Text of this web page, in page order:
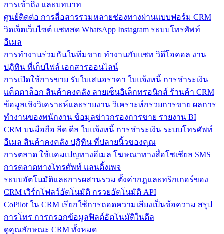
การเข้าถึง และบทบาท
ศูนย์ติดต่อ การสื่อสารรวมหลายช่องทางผ่านแบบฟอร์ม CRM
วิดเจ็ตเว็บไซต์ แชทสด WhatsApp Instagram ระบบโทรศัพท์
อีเมล
การทำงานร่วมกันในทีมขาย ทำงานกับแชท วิดีโอคอล งาน
ปฏิทิน ที่เก็บไฟล์ เอกสารออนไลน์
การเปิดใช้การขาย รับใบเสนอราคา ใบแจ้งหนี้ การชำระเงิน
แค็ตตาล็อก สินค้าคงคลัง ลายเซ็นอิเล็กทรอนิกส์ ร้านค้า CRM
ข้อมูลเชิงวิเคราะห์และรายงาน วิเคราะห์กรวยการขาย ผลการ
ทำงานของพนักงาน ข้อมูลข่าวกรองการขาย รายงาน BI
CRM บนมือถือ ลีด ดีล ใบแจ้งหนี้ การชำระเงิน ระบบโทรศัพท์
อีเมล สินค้าคงคลัง ปฏิทิน ที่ปลายนิ้วของคุณ
การตลาด ใช้แคมเปญทางอีเมล โฆษณาทางสื่อโซเชียล SMS
การตลาดทางโทรศัพท์ แลนดิ้งเพจ
ระบบอัตโนมัติและการผสานรวม ตั้งค่ากฎและทริกเกอร์ของ
CRM เวิร์กโฟลว์อัตโนมัติ กรวยอัตโนมัติ API
CoPilot ใน CRM เรียกใช้การถอดความเสียงเป็นข้อความ สรุป
การโทร การกรอกข้อมูลฟิลด์อัตโนมัติในดีล
ดูคุณลักษณะ CRM ทั้งหมด